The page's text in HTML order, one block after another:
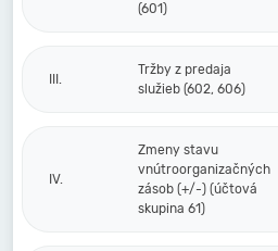
(601)
III.
Tržby z predaja
služieb (602, 606)
IV.
Zmeny stavu
vnútroorganizačných
zásob (+/-) (účtová
skupina 61)